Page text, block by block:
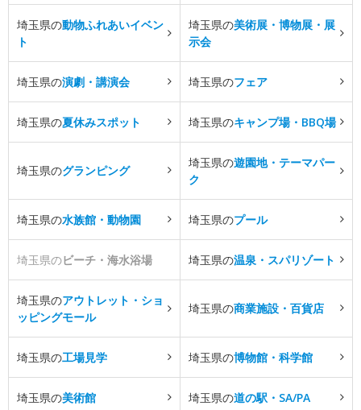
埼玉県の動物ふれあいイベン
ト
埼玉県の美術展・博物展・展
示会
埼玉県の演劇・講演会 埼玉県のフェア
埼玉県の夏休みスポット 埼玉県のキャンプ場・BBQ場
埼玉県のグランピング
埼玉県の遊園地・テーマパー
ク
埼玉県の水族館・動物園 埼玉県のプール
埼玉県のビーチ・海水浴場 埼玉県の温泉・スパリゾート
埼玉県のアウトレット・ショ
ッピングモール
埼玉県の商業施設・百貨店
埼玉県の工場見学 埼玉県の博物館・科学館
埼玉県の美術館 埼玉県の道の駅・SA/PA